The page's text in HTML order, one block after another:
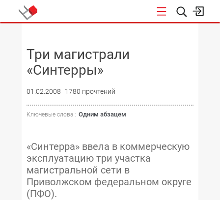
Три магистрали
«Синтерры»
01.02.2008 1780 прочтений
Ключевые слова : Одним абзацем
«Синтерра» ввела в коммерческую
эксплуатацию три участка
магистральной сети в
Приволжском федеральном округе
(ПФО).